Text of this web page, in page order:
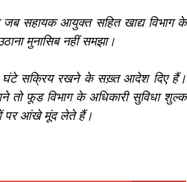
जब सहायक आयुक्त सहित खाद्य विभाग के
मुनासिब नहीं समझा।
घंटे सक्रिय रखने के सख़्त आदेश दिए हैं।
तो फूड विभाग के अधिकारी सुविधा शुल्क
पर आंखे मूंद लेते हैं।